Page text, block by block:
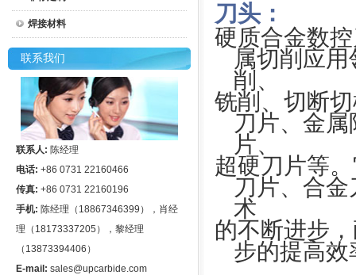
焊接材料
联系我们
联系人: 陈经理
电话: +86 0731 22160466
传真: +86 0731 22160196
手机: 陈经理（18867346399），肖经
理（18173337205），黎经理
（13873394406）
E-mail: sales@upcarbide.com
刀头：
硬质合金数
属切削应
削、
铣削、切断
刀片、金
片、
超硬刀片等
刀片、合
术
的不断进步
步的提高